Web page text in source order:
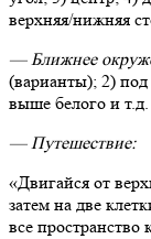
верхняя/нижняя
— Ближнее
(варианты); 2)
выше белого и т.д.
— Путешествие:
«Двигайся от
затем на две
все пространство